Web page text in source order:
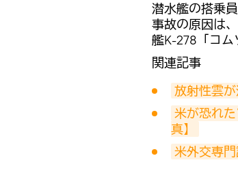
潜水艦の搭乗
事故の原因は
艦K-278「コム
関連記事
放射性雲
米が恐れ
真】
米外交専